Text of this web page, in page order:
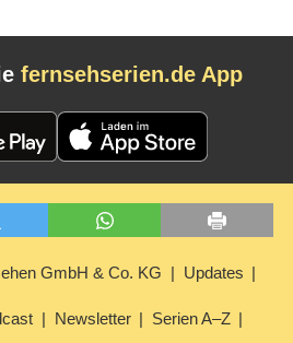
fernsehserien.de App
GmbH & Co. KG Updates
Newsletter Serien A–Z